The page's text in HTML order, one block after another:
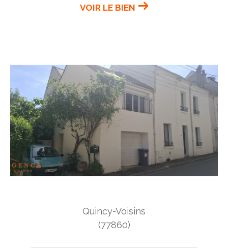
VOIR LE BIEN
Quincy-Voisins
(77860)